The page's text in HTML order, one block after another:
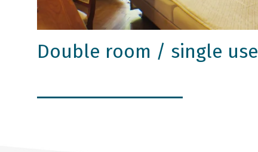
Double room / single use